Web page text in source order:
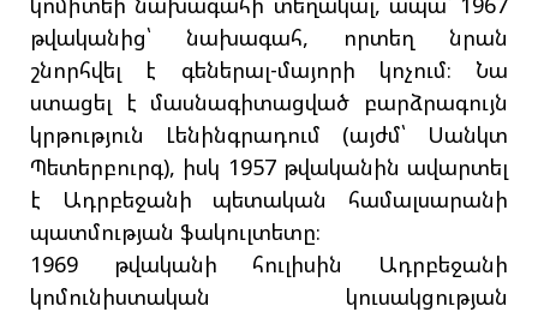
թվականից՝ նախագահ, որտեղ նրան
շնորհվել է գեներալ-մայորի կոչում։ Նա
ստացել է մասնագիտացված բարձրագույն
կրթություն Լենինգրադում (այժմ՝ Սանկտ
Պետերբուրգ), իսկ 1957 թվականին ավարտել
է Ադրբեջանի պետական համալսարանի
պատմության ֆակուլտետը։
1969 թվականի հուլիսին Ադրբեջանի
կոմունիստական կուսակցության